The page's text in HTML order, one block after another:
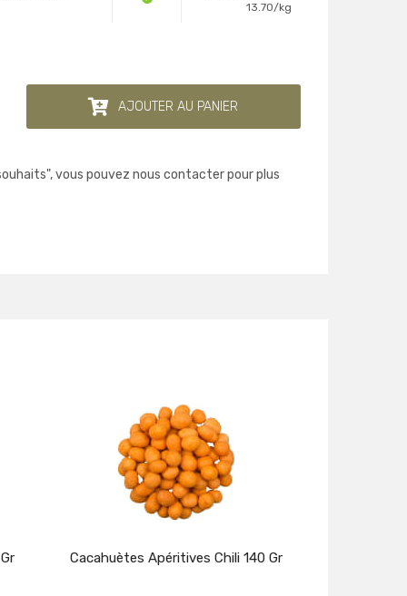
13.70/kg
AJOUTER AU PANIER
vous pouvez nous contacter pour plus
Cacahuètes Apéritives Chili 140 Gr